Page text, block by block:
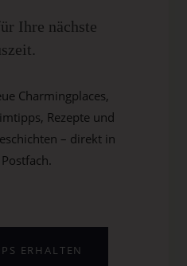
Ihre nächste
Charmingplaces,
Rezepte und
– direkt in
ERHALTEN